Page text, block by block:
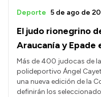
El judo rionegrino
Araucanía y Epade
Deporte 5 de ago de
Más de 400 judocas de
polideportivo Ángel
una nueva edición de la
definirán los